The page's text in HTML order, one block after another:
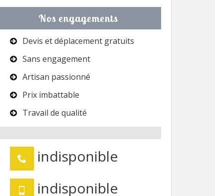
Nos engagements
Devis et déplacement gratuits
Sans engagement
Artisan passionné
Prix imbattable
Travail de qualité
indisponible
indisponible